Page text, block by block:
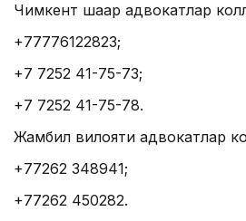
Чимкент шаҳар адвокатлар
+77776122823;
+7 7252 41-75-73;
+7 7252 41-75-78.
Жамбил вилояти адвокатлар
+77262 348941;
+77262 450282.